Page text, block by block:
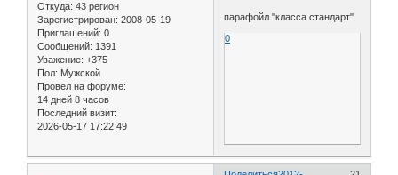
Откуда: 43 регион
Зарегистрирован: 2008-05-19
Приглашений: 0
Сообщений: 1391
Уважение: +375
Пол: Мужской
Провел на форуме:
14 дней 8 часов
Последний визит:
2026-05-17 17:22:49
парафойл "класса стандарт"
0